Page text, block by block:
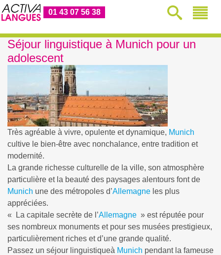
01 43 07 56 38
Séjour linguistique à Munich pour un
adolescent
Très agréable à vivre, opulente et dynamique, Munich
cultive le bien-être avec nonchalance, entre tradition et
modernité.
La grande richesse culturelle de la ville, son atmosphère
particulière et la beauté des paysages alentours font de
Munich une des métropoles d’Allemagne les plus
appréciées.
« La capitale secrète de l’Allemagne » est réputée pour
ses nombreux monuments et pour ses musées prestigieux,
particulièrement riches et d’une grande qualité.
Passez un séjour linguistiqueà Munich pendant la fameuse